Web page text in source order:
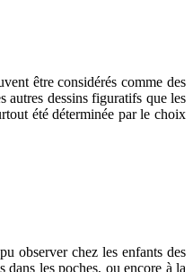
être considérés comme des
autres dessins figuratifs que les
été déterminée par le choix
observer chez les enfants des
dans les poches, ou encore à la